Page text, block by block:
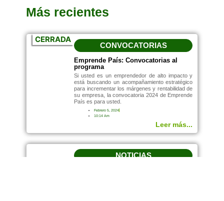
Más recientes
CERRADA
CONVOCATORIAS
Emprende País: Convocatorias al
programa
Si usted es un emprendedor de alto impacto y
está buscando un acompañamiento estratégico
para incrementar los márgenes y rentabilidad de
su empresa, la convocatoria 2024 de Emprende
País es para usted.
Febrero 5, 2024
10:14 Am
Leer más...
NOTICIAS